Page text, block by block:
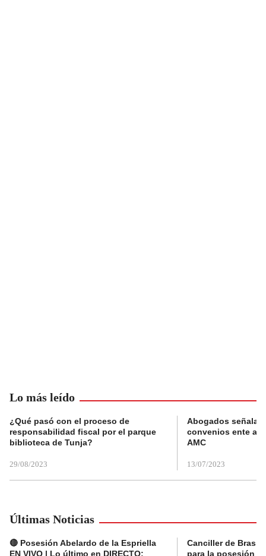
Lo más leído
¿Qué pasó con el proceso de
responsabilidad fiscal por el parque
biblioteca de Tunja?
29/08/2023
Abogados
convenios ente
AMC
13/07/2023
Últimas Noticias
🔴 Posesión Abelardo de la Espriella
EN VIVO | Lo último en DIRECTO:
Canciller de Brasil
para la posesión